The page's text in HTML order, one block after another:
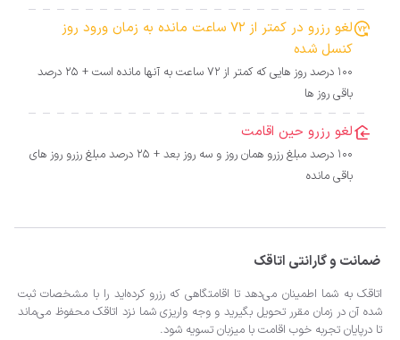
لغو رزرو در کمتر از 72 ساعت مانده به زمان ورود روز
کنسل شده
100 درصد روز هایی که کمتر از 72 ساعت به آنها مانده است + 25 درصد
باقی روز ها
لغو رزرو حین اقامت
100 درصد مبلغ رزرو همان روز و سه روز بعد + 25 درصد مبلغ رزرو روز های
باقی مانده
ضمانت و گارانتی اتاقک
اتاقک به شما اطمینان می‌دهد تا اقامتگاهی که رزرو کرده‌اید را با مشخصات ثبت
شده آن در زمان مقرر تحویل بگیرید و وجه واریزی شما نزد اتاقک محفوظ می‌ماند
تا درپایان تجربه خوب اقامت با میزبان تسویه شود.